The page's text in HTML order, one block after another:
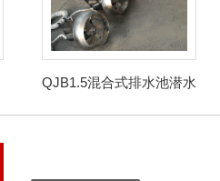
QJB1.5混合式排水池潜水